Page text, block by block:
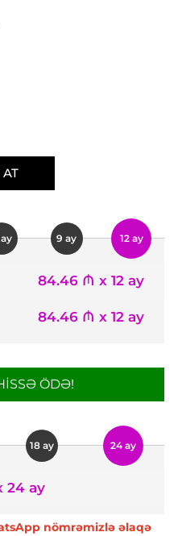
9 ay 12 ay
84.46 ₼ x 12 ay
84.46 ₼ x 12 ay
ÖDƏ!
18 ay 24 ay
24 ay
nömrəmizlə əlaqə